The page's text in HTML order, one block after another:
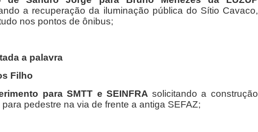
a recuperação da iluminação pública do Sítio Cavaco,
nos pontos de ônibus;
a palavra
Filho
para SMTT e SEINFRA solicitando a construção
para pedestre na via de frente a antiga SEFAZ;